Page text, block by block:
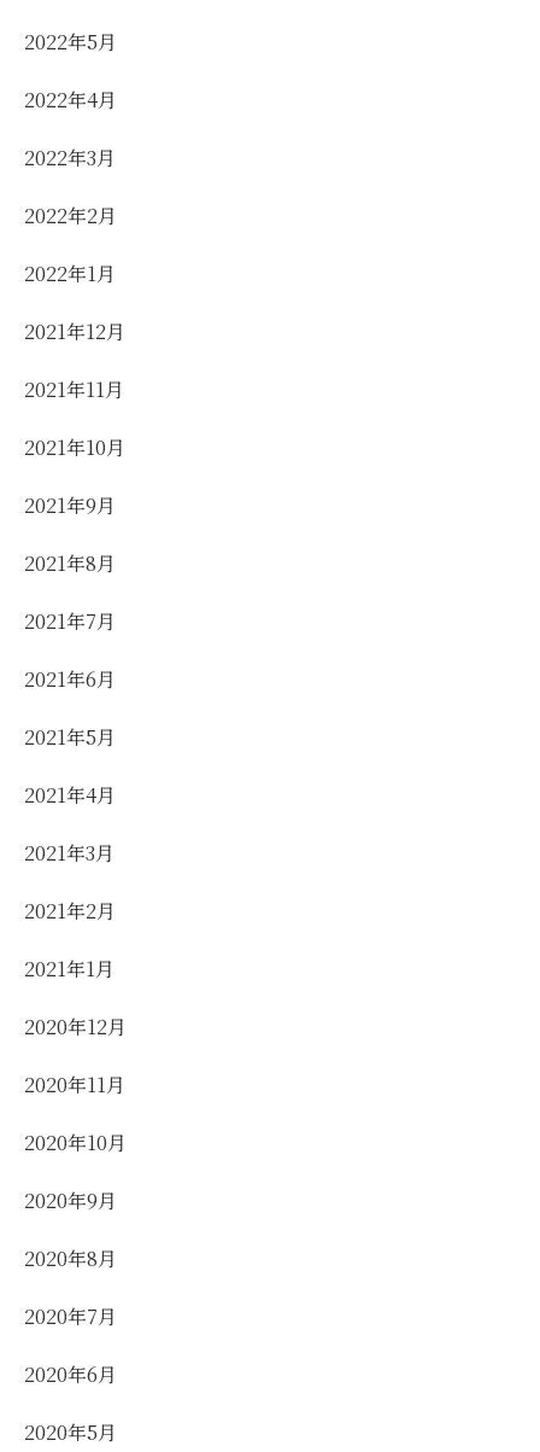
2022年5月
2022年4月
2022年3月
2022年2月
2022年1月
2021年12月
2021年11月
2021年10月
2021年9月
2021年8月
2021年7月
2021年6月
2021年5月
2021年4月
2021年3月
2021年2月
2021年1月
2020年12月
2020年11月
2020年10月
2020年9月
2020年8月
2020年7月
2020年6月
2020年5月